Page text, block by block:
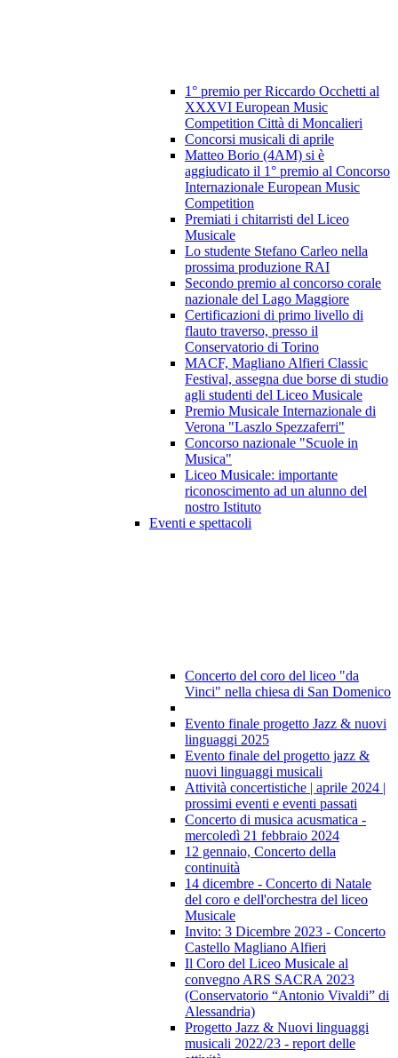
1° premio per Riccardo Occhetti al
XXXVI European Music
Competition Città di Moncalieri
Concorsi musicali di aprile
Matteo Borio (4AM) si è
aggiudicato il 1° premio al Concorso
Internazionale European Music
Competition
Premiati i chitarristi del Liceo
Musicale
Lo studente Stefano Carleo nella
prossima produzione RAI
Secondo premio al concorso corale
nazionale del Lago Maggiore
Certificazioni di primo livello di
flauto traverso, presso il
Conservatorio di Torino
MACF, Magliano Alfieri Classic
Festival, assegna due borse di studio
agli studenti del Liceo Musicale
Premio Musicale Internazionale di
Verona "Laszlo Spezzaferri"
Concorso nazionale "Scuole in
Musica"
Liceo Musicale: importante
riconoscimento ad un alunno del
nostro Istituto
Eventi e spettacoli
Concerto del coro del liceo "da
Vinci" nella chiesa di San Domenico
Evento finale progetto Jazz & nuovi
linguaggi 2025
Evento finale del progetto jazz &
nuovi linguaggi musicali
Attività concertistiche | aprile 2024 |
prossimi eventi e eventi passati
Concerto di musica acusmatica -
mercoledì 21 febbraio 2024
12 gennaio, Concerto della
continuità
14 dicembre - Concerto di Natale
del coro e dell'orchestra del liceo
Musicale
Invito: 3 Dicembre 2023 - Concerto
Castello Magliano Alfieri
Il Coro del Liceo Musicale al
convegno ARS SACRA 2023
(Conservatorio “Antonio Vivaldi” di
Alessandria)
Progetto Jazz & Nuovi linguaggi
musicali 2022/23 - report delle